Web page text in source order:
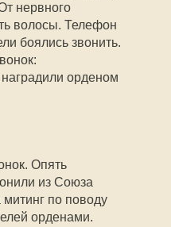
нервного
волосы. Телефон
боялись звонить.
орденом
Опять
из Союза
митинг по поводу
орденами.